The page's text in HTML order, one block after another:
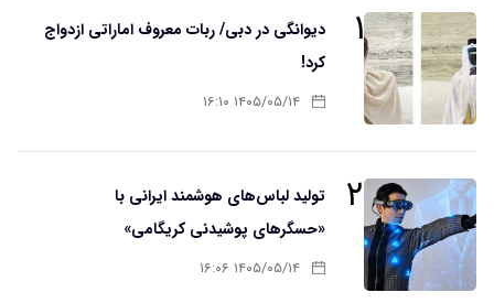
۱
دیوانگی در دبی/ ربات معروف اماراتی ازدواج
کرد!
۱۴۰۵/۰۵/۱۴ ۱۶:۱۰
۲
تولید لباس‌های هوشمند ایرانی با
«حسگرهای پوشیدنی کریگامی»
۱۴۰۵/۰۵/۱۴ ۱۶:۰۶